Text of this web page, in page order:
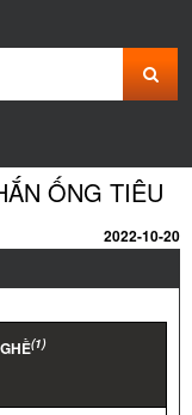
ỐNG TIÊU
2022-10-20
(1)